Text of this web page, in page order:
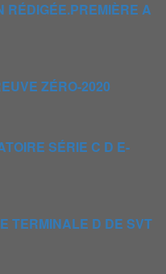
RÉDIGÉE.PREMIÈRE A
ZÉRO-2020
SÉRIE C D E-
TERMINALE D DE SVT